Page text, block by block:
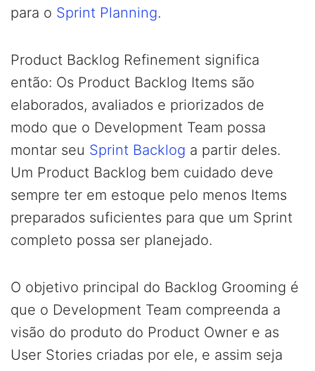
para o Sprint Planning.
Product Backlog Refinement significa
então: Os Product Backlog Items são
elaborados, avaliados e priorizados de
modo que o Development Team possa
montar seu Sprint Backlog a partir deles.
Um Product Backlog bem cuidado deve
sempre ter em estoque pelo menos Items
preparados suficientes para que um Sprint
completo possa ser planejado.
O objetivo principal do Backlog Grooming é
que o Development Team compreenda a
visão do produto do Product Owner e as
User Stories criadas por ele, e assim seja